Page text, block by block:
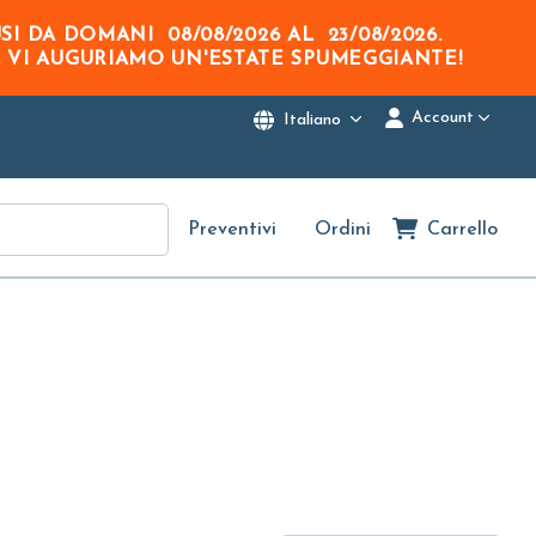
DA DOMANI 08/08/2026AL 23/08/2026.
VI AUGURIAMO UN'ESTATE SPUMEGGIANTE!
Italiano Account
Preventivi Ordini Carrello